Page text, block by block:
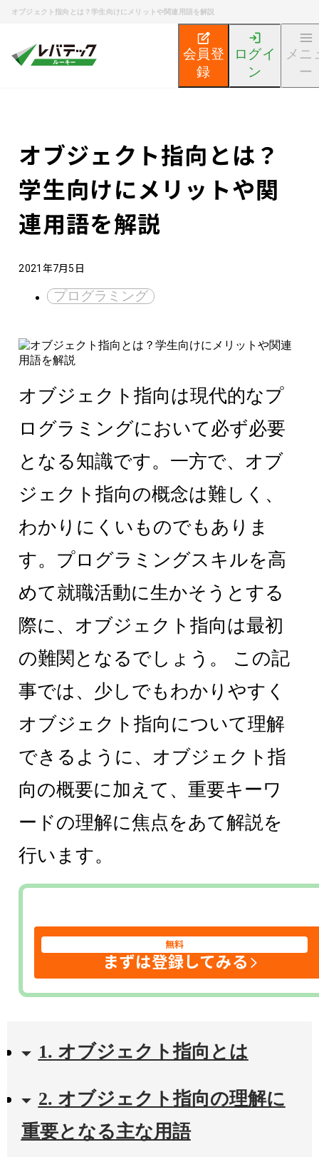
オブジェクト指向とは？学生向けにメリットや関連用語を解説
会員登
録
ログイ
ン
メニ
ー
エンジニア就活ノウハウ記事
オブジェクト指向とは？
学生向けにメリットや関
連用語を解説
2021年7月5日
プログラミング
オブジェクト指向は現代的なプ
ログラミングにおいて必ず必要
となる知識です。一方で、オブ
ジェクト指向の概念は難しく、
わかりにくいものでもありま
す。プログラミングスキルを高
めて就職活動に生かそうとする
際に、オブジェクト指向は最初
の難関となるでしょう。 この記
事では、少しでもわかりやすく
オブジェクト指向について理解
できるように、オブジェクト指
向の概要に加えて、重要キーワ
ードの理解に焦点をあて解説を
行います。
無料
まずは登録してみる
1. オブジェクト指向とは
2. オブジェクト指向の理解に
重要となる主な用語